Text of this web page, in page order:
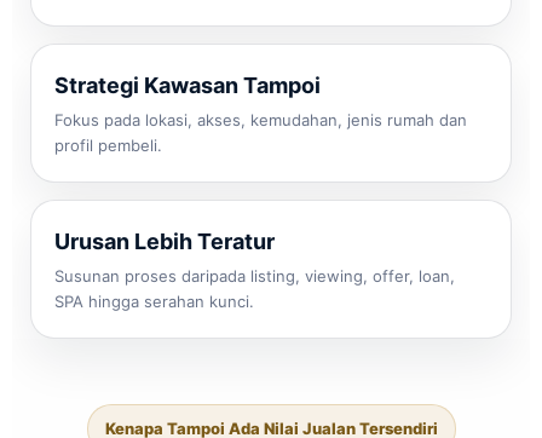
Strategi Kawasan Tampoi
Fokus pada lokasi, akses, kemudahan, jenis rumah dan
profil pembeli.
Urusan Lebih Teratur
Susunan proses daripada listing, viewing, offer, loan,
SPA hingga serahan kunci.
Kenapa Tampoi Ada Nilai Jualan Tersendiri